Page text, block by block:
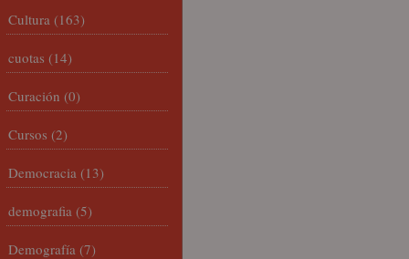
Cultura (163)
cuotas (14)
Curación (0)
Cursos (2)
Democracia (13)
demografia (5)
Demografía (7)